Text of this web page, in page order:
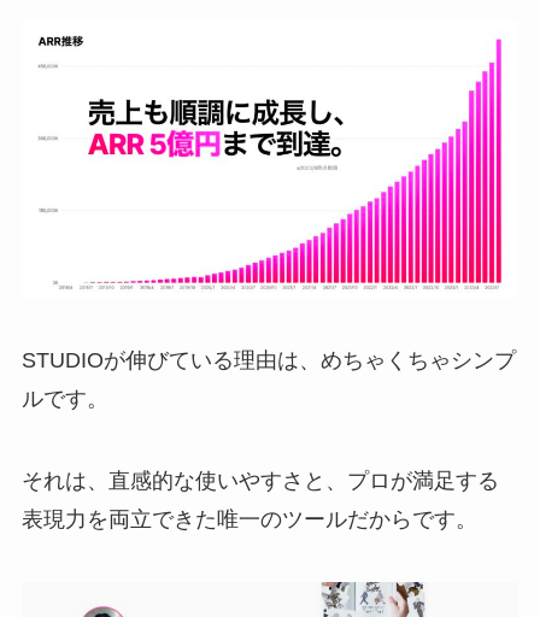
STUDIOが伸びている理由は、めちゃくちゃシンプ
ルです。
それは、直感的な使いやすさと、プロが満足する
表現力を両立できた唯一のツールだからです。